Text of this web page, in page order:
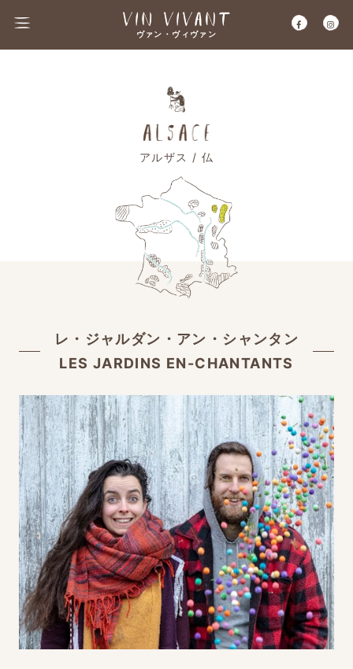
ヴァン・ヴィヴァン
アルザス / 仏
レ・ジャルダン・アン・シャンタン
LES JARDINS EN-CHANTANTS